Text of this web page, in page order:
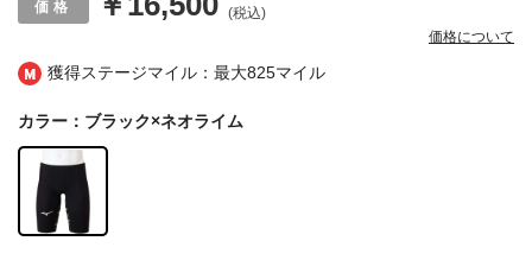
獲得ステージマイル：最大825マイル
(税込)
価格について
カラー：ブラック×ネオライム